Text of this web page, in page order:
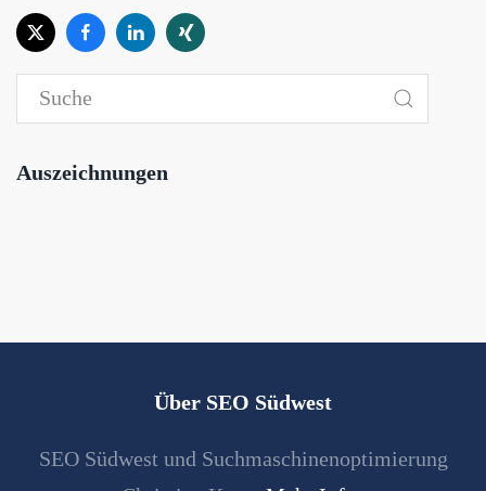
Auszeichnungen
Über SEO Südwest
SEO Südwest und Suchmaschinenoptimierung